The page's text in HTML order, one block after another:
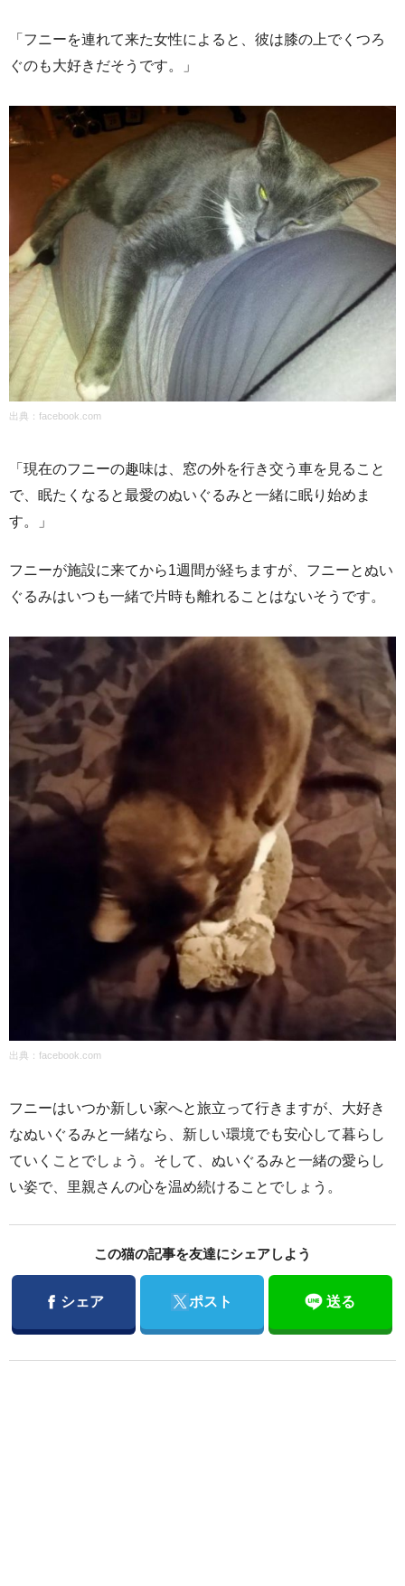
「フニーを連れて来た女性によると、彼は膝の上でくつろ
ぐのも大好きだそうです。」
出典： facebook.com
「現在のフニーの趣味は、窓の外を行き交う車を見ること
で、眠たくなると最愛のぬいぐるみと一緒に眠り始めま
す。」
フニーが施設に来てから1週間が経ちますが、フニーとぬい
ぐるみはいつも一緒で片時も離れることはないそうです。
出典： facebook.com
フニーはいつか新しい家へと旅立って行きますが、大好き
なぬいぐるみと一緒なら、新しい環境でも安心して暮らし
ていくことでしょう。そして、ぬいぐるみと一緒の愛らし
い姿で、里親さんの心を温め続けることでしょう。
この猫の記事を友達にシェアしよう
Facebook
シェア Twitter
ポスト 送る